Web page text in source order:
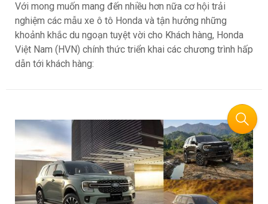
Với mong muốn mang đến nhiều hơn nữa cơ hội trải
nghiệm các mẫu xe ô tô Honda và tận hưởng những
khoảnh khắc du ngoạn tuyệt vời cho Khách hàng, Honda
Việt Nam (HVN) chính thức triển khai các chương trình hấp
dẫn tới khách hàng: